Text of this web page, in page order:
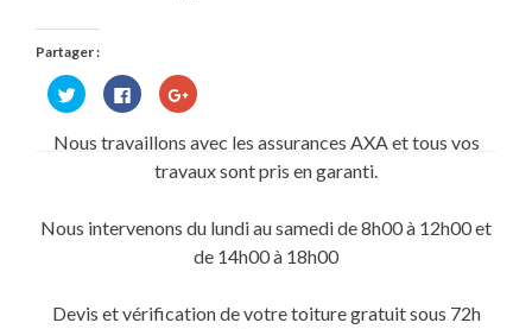
Partager :
Cliquez
pour
partager
Twitter(ouvre
Cliquez
pour
partager
sur
Facebook(ouvre
dans
une
Cliquez
pour
Google+
dans
fenêtre)
Nous travaillons avec les assurances AXA et tous vos
travaux sont pris en garanti.
Nous intervenons du lundi au samedi de 8h00 à 12h00 et
de 14h00 à 18h00
Devis et vérification de votre toiture gratuit sous 72h